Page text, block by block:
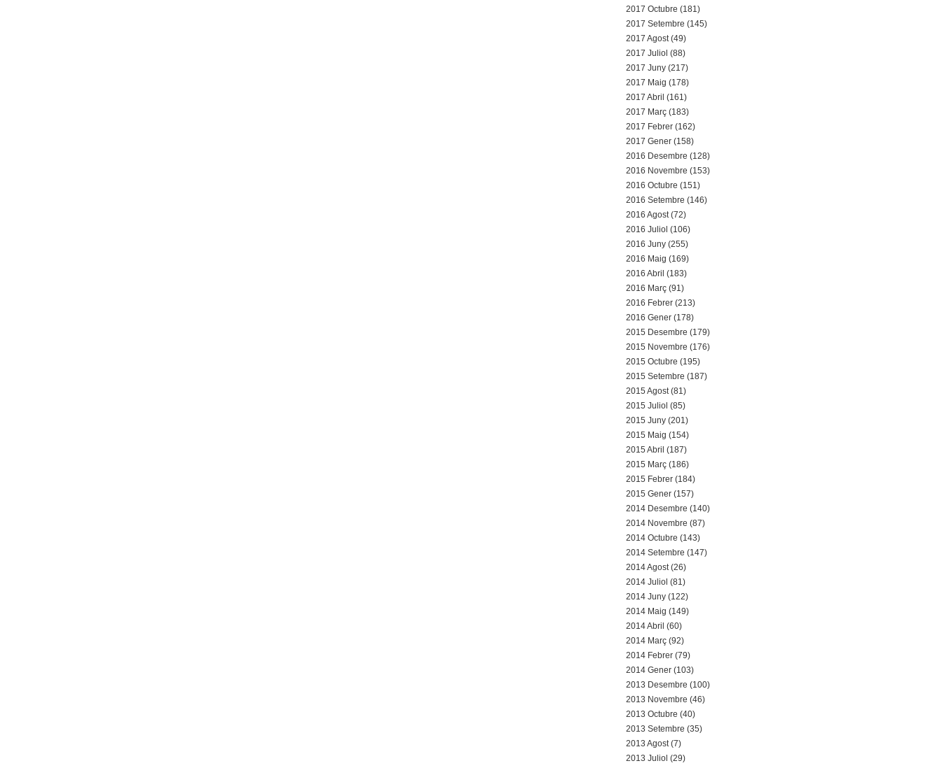
2017 Octubre (181)
2017 Setembre (145)
2017 Agost (49)
2017 Juliol (88)
2017 Juny (217)
2017 Maig (178)
2017 Abril (161)
2017 Març (183)
2017 Febrer (162)
2017 Gener (158)
2016 Desembre (128)
2016 Novembre (153)
2016 Octubre (151)
2016 Setembre (146)
2016 Agost (72)
2016 Juliol (106)
2016 Juny (255)
2016 Maig (169)
2016 Abril (183)
2016 Març (91)
2016 Febrer (213)
2016 Gener (178)
2015 Desembre (179)
2015 Novembre (176)
2015 Octubre (195)
2015 Setembre (187)
2015 Agost (81)
2015 Juliol (85)
2015 Juny (201)
2015 Maig (154)
2015 Abril (187)
2015 Març (186)
2015 Febrer (184)
2015 Gener (157)
2014 Desembre (140)
2014 Novembre (87)
2014 Octubre (143)
2014 Setembre (147)
2014 Agost (26)
2014 Juliol (81)
2014 Juny (122)
2014 Maig (149)
2014 Abril (60)
2014 Març (92)
2014 Febrer (79)
2014 Gener (103)
2013 Desembre (100)
2013 Novembre (46)
2013 Octubre (40)
2013 Setembre (35)
2013 Agost (7)
2013 Juliol (29)